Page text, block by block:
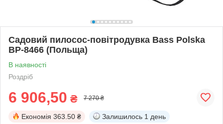
Садовий пилосос-повітродувка Bass Polska
BP-8466 (Польща)
В наявності
Роздріб
6 906,50 ₴ 7 270 ₴
Економія 363.50 ₴ Залишилось 1 день